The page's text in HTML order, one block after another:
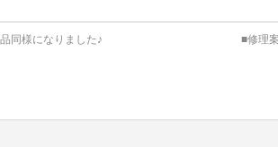
同様になりました♪ ■修理